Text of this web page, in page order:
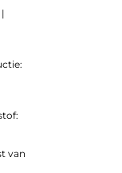
van